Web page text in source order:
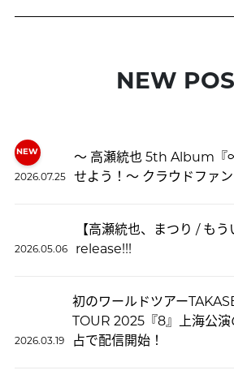
NEW
2026.07.25
〜 高瀬統也 5th Album『
せよう！〜 クラウドファン
2026.05.06
【高瀬統也、まつり / も
release!!!
2026.03.19
初のワールドツアー
TOUR 2025『8』上海公
占で配信開始！